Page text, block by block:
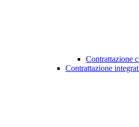
Contrattazione
Contrattazione